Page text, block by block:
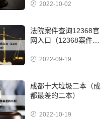
2022-10-02
法院案件查询12368官
网入口（12368案件查
2022-09-19
成都十大垃圾二本（成
都最差的二本）
2022-10-19